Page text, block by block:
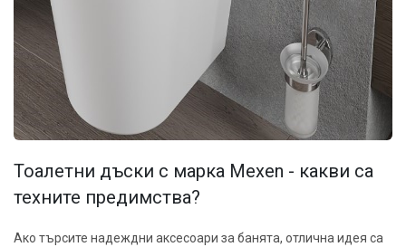
Тоалетни дъски с марка Mexen - какви са
техните предимства?
Ако търсите надеждни аксесоари за банята, отлична идея са